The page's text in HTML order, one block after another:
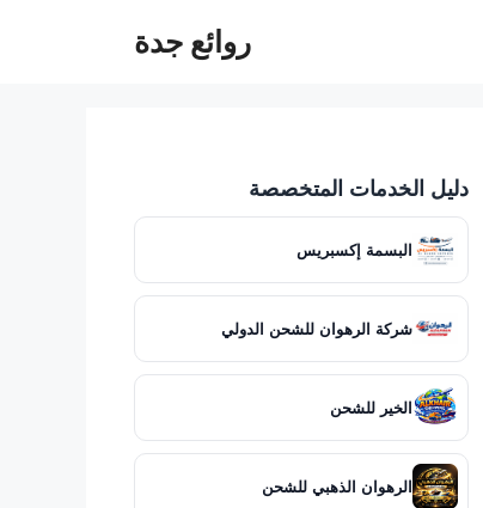
روائع جدة
دليل الخدمات المتخصصة
البسمة إكسبريس
شركة الرهوان للشحن الدولي
الخير للشحن
الرهوان الذهبي للشحن